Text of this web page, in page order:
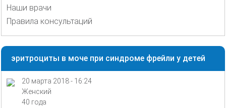
Наши врачи
Правила консультаций
эритроциты в моче при синдроме фрейли у детей
20 марта 2018 - 16:24
Женский
40 года